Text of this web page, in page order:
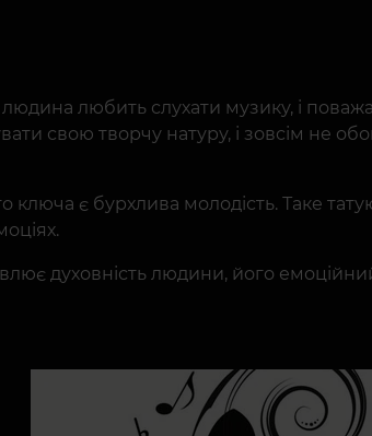
любить слухати музику, і
свою творчу натуру, і зовсім не
є бурхлива молодість. Таке
духовність людини, його